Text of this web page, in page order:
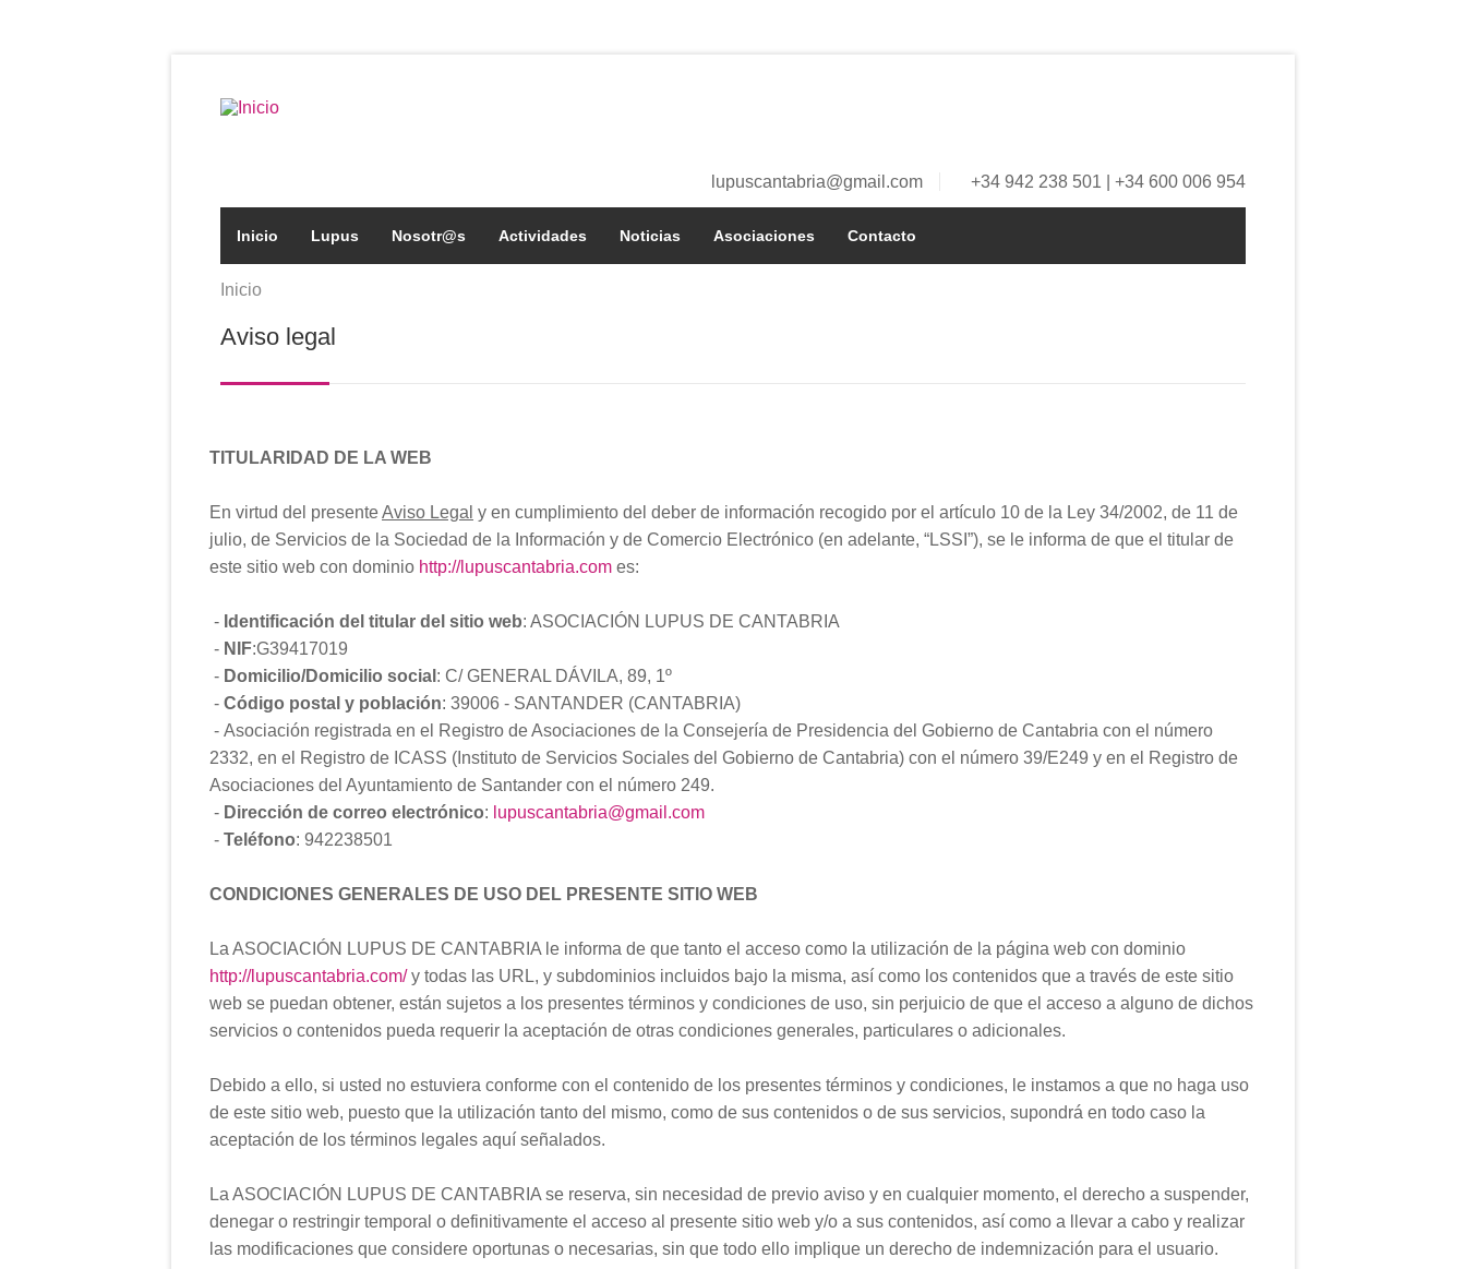
lupuscantabria@gmail.com +34 942 238 501 | +34 600 006 954
Inicio Lupus Nosotr@s Actividades Noticias Asociaciones Contacto
Formulario de búsqueda
Se encuentra usted aquí
Inicio
Aviso legal
TITULARIDAD DE LA WEB
En virtud del presenteAviso Legal y en cumplimiento del deber de información recogido por el artículo 10 de la Ley 34/2002, de 11 de
julio, de Servicios de la Sociedad de la Información y de Comercio Electrónico (en adelante, “LSSI”), se le informa de que el titular de
este sitio web con dominio http://lupuscantabria.com es:
- Identificación del titular del sitio web: ASOCIACIÓN LUPUS DE CANTABRIA
- NIF:G39417019
- Domicilio/Domicilio social : C/ GENERAL DÁVILA, 89, 1º
- Código postal y población: 39006 - SANTANDER (CANTABRIA)
- Asociación registrada en el Registro de Asociaciones de la Consejería de Presidencia del Gobierno de Cantabria con el número
2332, en el Registro de ICASS (Instituto de Servicios Sociales del Gobierno de Cantabria) con el número 39/E249 y en el Registro de
Asociaciones del Ayuntamiento de Santander con el número 249.
- Dirección de correo electrónico: lupuscantabria@gmail.com
- Teléfono: 942238501
CONDICIONES GENERALES DE USO DEL PRESENTE SITIO WEB
La ASOCIACIÓN LUPUS DE CANTABRIA le informa de que tanto el acceso como la utilización de la página web con dominio
http://lupuscantabria.com/y todas las URL, y subdominios incluidos bajo la misma, así como los contenidos que a través de este sitio
web se puedan obtener, están sujetos a los presentes términos y condiciones de uso, sin perjuicio de que el acceso a alguno de dichos
servicios o contenidos pueda requerir la aceptación de otras condiciones generales, particulares o adicionales.
Debido a ello, si usted no estuviera conforme con el contenido de los presentes términos y condiciones, le instamos a que no haga uso
de este sitio web, puesto que la utilización tanto del mismo, como de sus contenidos o de sus servicios, supondrá en todo caso la
aceptación de los términos legales aquí señalados.
La ASOCIACIÓN LUPUS DE CANTABRIA se reserva, sin necesidad de previo aviso y en cualquier momento, el derecho a suspender,
denegar o restringir temporal o definitivamente el acceso al presente sitio web y/o a sus contenidos, así como a llevar a cabo y realizar
las modificaciones que considere oportunas o necesarias, sin que todo ello implique un derecho de indemnización para el usuario.